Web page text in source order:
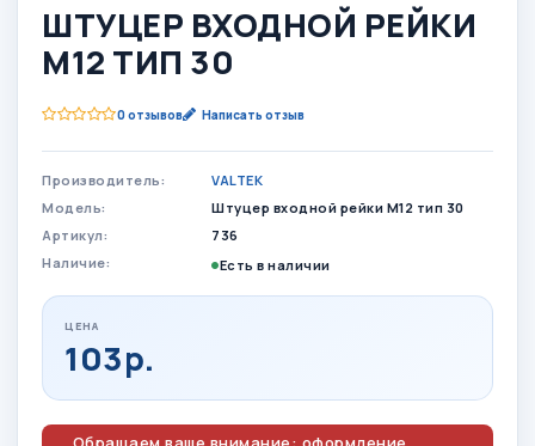
ШТУЦЕР ВХОДНОЙ РЕЙКИ
М12 ТИП 30
0 отзывов Написать отзыв
Производитель:
VALTEK
Модель:
Штуцер входной рейки М12 тип 30
Артикул:
736
Наличие:
Есть в наличии
ЦЕНА
103р.